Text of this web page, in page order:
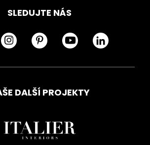
SLEDUJTE NÁS
DALŠÍ PROJEKTY